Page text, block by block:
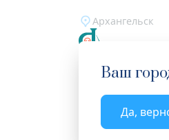
Архангельск
Ваш
Да,
Главная Каталог